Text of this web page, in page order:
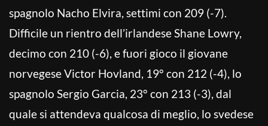
spagnolo Nacho Elvira, settimi con 209 (-7).
Difficile un rientro dell’irlandese Shane Lowry,
decimo con 210 (-6), e fuori gioco il giovane
norvegese Victor Hovland, 19° con 212 (-4), lo
spagnolo Sergio Garcia, 23° con 213 (-3), dal
quale si attendeva qualcosa di meglio, lo svedese